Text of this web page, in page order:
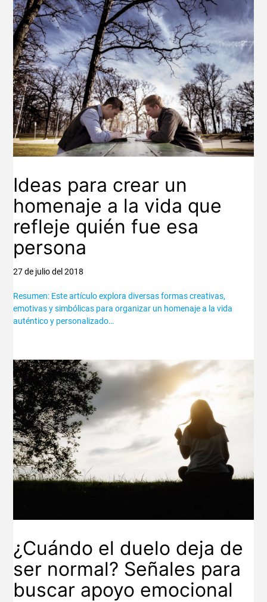
Ideas para crear un
homenaje a la vida que
refleje quién fue esa
persona
27 de julio del 2018
Resumen: Este artículo explora diversas formas creativas,
emotivas y simbólicas para organizar un homenaje a la vida
auténtico y personalizado…
¿Cuándo el duelo deja de
ser normal? Señales para
buscar apoyo emocional